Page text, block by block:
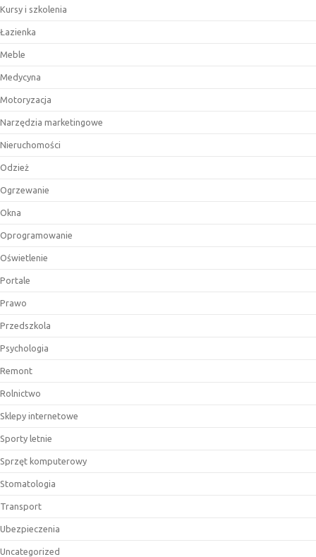
Kursy i szkolenia
Łazienka
Meble
Medycyna
Motoryzacja
Narzędzia marketingowe
Nieruchomości
Odzież
Ogrzewanie
Okna
Oprogramowanie
Oświetlenie
Portale
Prawo
Przedszkola
Psychologia
Remont
Rolnictwo
Sklepy internetowe
Sporty letnie
Sprzęt komputerowy
Stomatologia
Transport
Ubezpieczenia
Uncategorized